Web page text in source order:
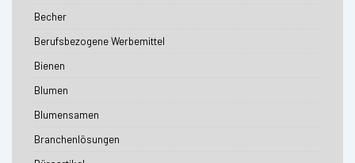
Becher
Berufsbezogene Werbemittel
Bienen
Blumen
Blumensamen
Branchenlösungen